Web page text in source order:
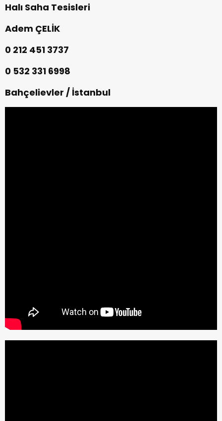
Halı Saha Tesisleri
Adem ÇELİK
0 212 451 3737
0 532 331 6998
Bahçelievler / İstanbul